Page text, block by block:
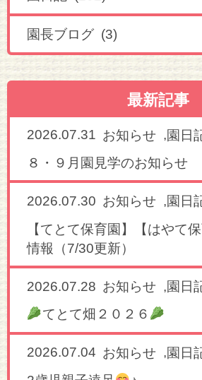
園長ブログ (3)
最新記事
2026.07.31 お知らせ ,園日
８・９月園見学のお知らせ
2026.07.30 お知らせ ,園日
【てとて保育園】【はやて
情報（7/30更新）
2026.07.28 お知らせ ,園日
てとて畑２０２６
2026.07.04 お知らせ ,園日